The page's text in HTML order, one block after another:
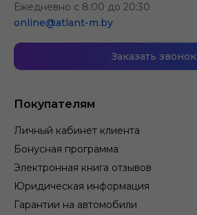
Покупателям
Личный кабинет клиента
Бонусная программа
Электронная книга отзывов
Юридическая информация
Гарантии на автомобили
Ежедневно с 8:00 до 20:30
online@atlant-m.by
Заказать звонок